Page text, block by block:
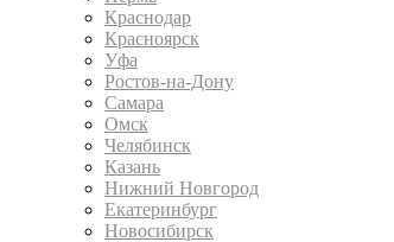
Краснодар
Красноярск
Уфа
Ростов-на-Дону
Самара
Омск
Челябинск
Казань
Нижний Новгород
Екатеринбург
Новосибирск